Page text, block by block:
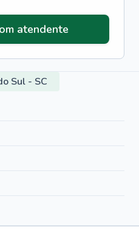
atendente
Sul - SC